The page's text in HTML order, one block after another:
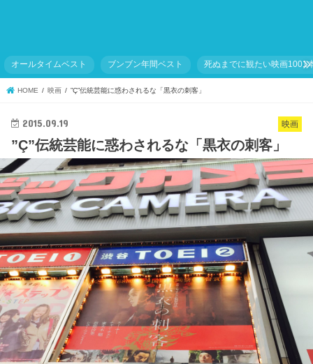
オールタイムベスト ブンブン年間ベスト 死ぬまでに観たい映画1001
HOME 映画 ”Ç”伝統芸能に惑わされるな「黒衣の刺客」
映画
2015.09.19
”Ç”伝統芸能に惑わされるな「黒衣の刺客」